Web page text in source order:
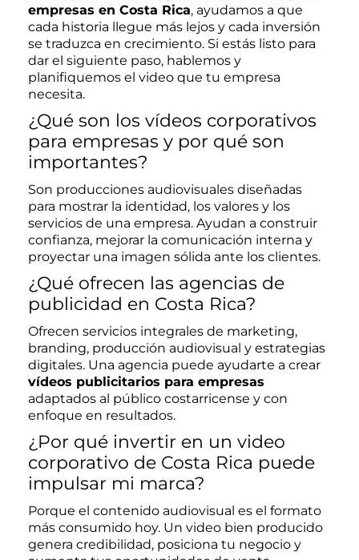
empresas en Costa Rica, ayudamos a que
cada historia llegue más lejos y cada inversión
se traduzca en crecimiento. Si estás listo para
dar el siguiente paso, hablemos y
planifiquemos el video que tu empresa
necesita.
¿Qué son los vídeos corporativos
para empresas y por qué son
importantes?
Son producciones audiovisuales diseñadas
para mostrar la identidad, los valores y los
servicios de una empresa. Ayudan a construir
confianza, mejorar la comunicación interna y
proyectar una imagen sólida ante los clientes.
¿Qué ofrecen las agencias de
publicidad en Costa Rica?
Ofrecen servicios integrales de marketing,
branding, producción audiovisual y estrategias
digitales. Una agencia puede ayudarte a crear
vídeos publicitarios para empresas
adaptados al público costarricense y con
enfoque en resultados.
¿Por qué invertir en un video
corporativo de Costa Rica puede
impulsar mi marca?
Porque el contenido audiovisual es el formato
más consumido hoy. Un video bien producido
genera credibilidad, posiciona tu negocio y